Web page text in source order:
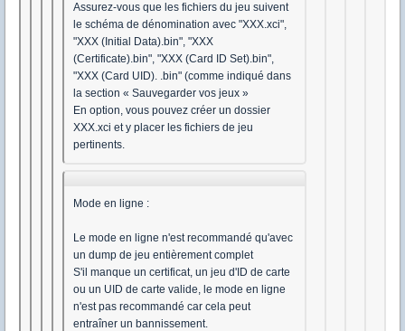
Assurez-vous que les fichiers du jeu suivent
le schéma de dénomination avec "XXX.xci",
"XXX (Initial Data).bin", "XXX
(Certificate).bin", "XXX (Card ID Set).bin",
"XXX (Card UID). .bin" (comme indiqué dans
la section « Sauvegarder vos jeux »
En option, vous pouvez créer un dossier
XXX.xci et y placer les fichiers de jeu
pertinents.
Mode en ligne :
Le mode en ligne n'est recommandé qu'avec
un dump de jeu entièrement complet
S'il manque un certificat, un jeu d'ID de carte
ou un UID de carte valide, le mode en ligne
n'est pas recommandé car cela peut
entraîner un bannissement.